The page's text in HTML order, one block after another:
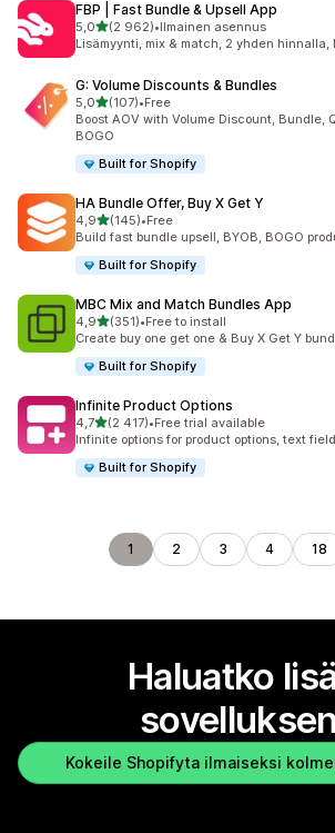
FBP | Fast Bundle & Upsell App
5,0/ 5 tähteä
(2 962)
2962 arvostelua yhteensä
•Ilmainen asennus
Lisämyynti, mix & match, 2 yhden
G: Volume Discounts & Bundles
5,0/ 5 tähteä
(107)
107 arvostelua yhteensä
•Free
Boost AOV with Volume Discount, Bundle,
BOGO
Built for Shopify
HA Bundle Offer, Buy X Get Y
4,9/ 5 tähteä
(145)
145 arvostelua yhteensä
•Free
Build fast bundle upsell, BYOB, BOGO
Built for Shopify
MBC Mix and Match Bundles App
4,9/ 5 tähteä
(351)
351 arvostelua yhteensä
•Free to install
Create buy one get one & Buy X Get Y
Built for Shopify
Infinite Product Options
4,7/ 5 tähteä
(2 417)
2417 arvostelua yhteensä
•Free trial available
Infinite options for product options, text
Built for Shopify
1 2 3 4 18
Haluatko
Kokeile Shopifyta ilmaiseksi